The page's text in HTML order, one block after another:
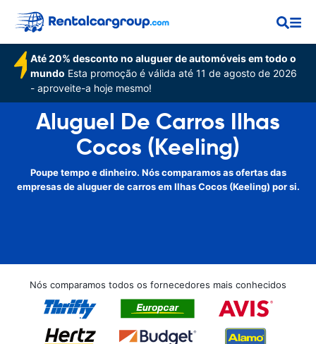
Até 20% desconto no aluguer de automóveis em todo o
mundo Esta promoção é válida até 11 de agosto de 2026
- aproveite-a hoje mesmo!
Aluguel De Carros Ilhas
Cocos (Keeling)
Poupe tempo e dinheiro. Nós comparamos as ofertas das
empresas de aluguer de carros em Ilhas Cocos (Keeling) por si.
Nós comparamos todos os fornecedores mais conhecidos